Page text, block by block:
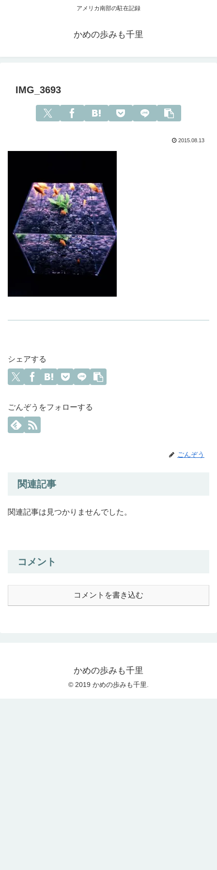
アメリカ南部の駐在記録
かめの歩みも千里
IMG_3693
2015.08.13
シェアする
ごんぞうをフォローする
ごんぞう
関連記事
関連記事は見つかりませんでした。
コメント
コメントを書き込む
かめの歩みも千里
© 2019 かめの歩みも千里.